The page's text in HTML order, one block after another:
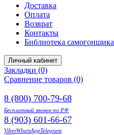
Доставка
Оплата
Возврат
Контакты
Библиотека самогонщика
Личный кабинет
Закладки (0)
Сравнение товаров (0)
8 (800) 700-79-68
Бесплатный звонок по РФ
8 (903) 601-66-67
ViberWhatsAppTelegram